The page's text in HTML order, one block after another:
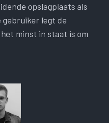
opslagplaats als
legt de
minst in staat is om